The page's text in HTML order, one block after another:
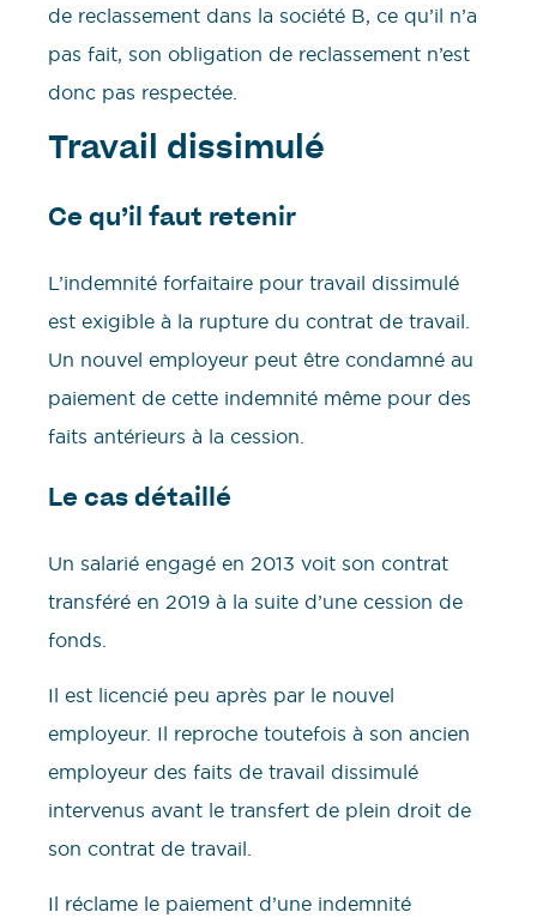
de reclassement dans la société B, ce qu’il n’a
pas fait, son obligation de reclassement n’est
donc pas respectée.
Travail dissimulé
Ce qu’il faut retenir
L’indemnité forfaitaire pour travail dissimulé
est exigible à la rupture du contrat de travail.
Un nouvel employeur peut être condamné au
paiement de cette indemnité même pour des
faits antérieurs à la cession.
Le cas détaillé
Un salarié engagé en 2013 voit son contrat
transféré en 2019 à la suite d’une cession de
fonds.
Il est licencié peu après par le nouvel
employeur. Il reproche toutefois à son ancien
employeur des faits de travail dissimulé
intervenus avant le transfert de plein droit de
son contrat de travail.
Il réclame le paiement d’une indemnité